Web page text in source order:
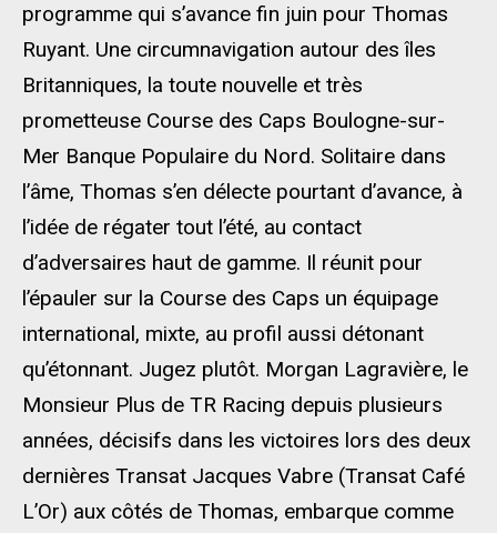
programme qui s’avance fin juin pour Thomas
Ruyant. Une circumnavigation autour des îles
Britanniques, la toute nouvelle et très
prometteuse Course des Caps Boulogne-sur-
Mer Banque Populaire du Nord. Solitaire dans
l’âme, Thomas s’en délecte pourtant d’avance, à
l’idée de régater tout l’été, au contact
d’adversaires haut de gamme. Il réunit pour
l’épauler sur la Course des Caps un équipage
international, mixte, au profil aussi détonant
qu’étonnant. Jugez plutôt. Morgan Lagravière, le
Monsieur Plus de TR Racing depuis plusieurs
années, décisifs dans les victoires lors des deux
dernières Transat Jacques Vabre (Transat Café
L’Or) aux côtés de Thomas, embarque comme